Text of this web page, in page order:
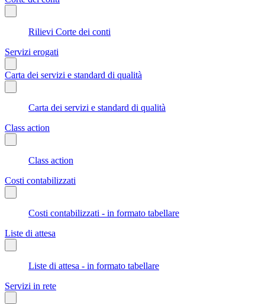
Rilievi Corte dei conti
Servizi erogati
Carta dei servizi e standard di qualità
Carta dei servizi e standard di qualità
Class action
Class action
Costi contabilizzati
Costi contabilizzati - in formato tabellare
Liste di attesa
Liste di attesa - in formato tabellare
Servizi in rete